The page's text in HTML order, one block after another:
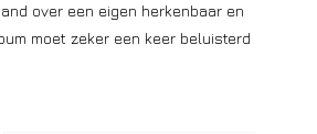
over een eigen herkenbaar en
moet zeker een keer beluisterd